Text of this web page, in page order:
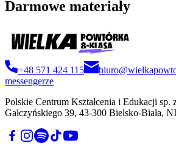
Darmowe materiały
+48 571 424 115
messengerze
Polskie Centrum Kształcenia i Edukacji sp.
Gałczyńskiego 39, 43-300 Bielsko-Biała,